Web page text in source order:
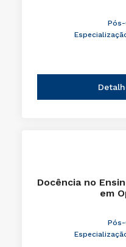
Pós-
Docência no
em
Pós-